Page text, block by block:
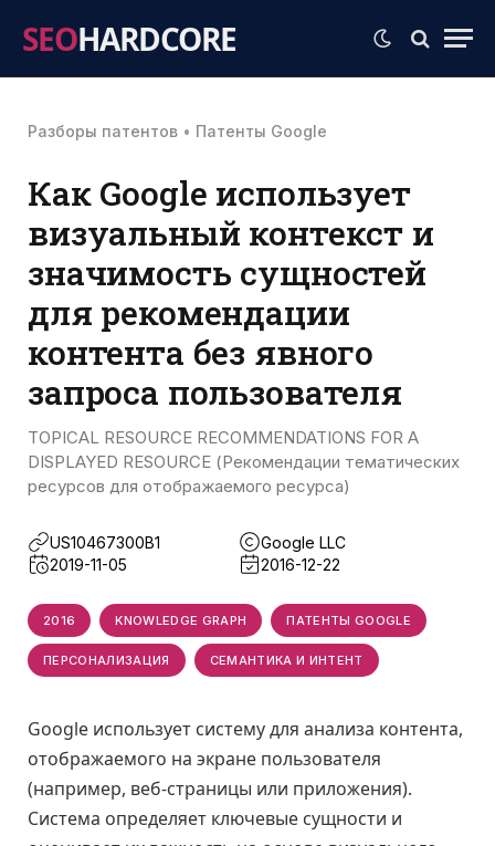
SEOHARDCORE
Разборы патентов • Патенты Google
Как Google использует
визуальный контекст и
значимость сущностей
для рекомендации
контента без явного
запроса пользователя
TOPICAL RESOURCE RECOMMENDATIONS FOR A
DISPLAYED RESOURCE (Рекомендации тематических
ресурсов для отображаемого ресурса)
US10467300B1
Google LLC
2019-11-05
2016-12-22
2016 KNOWLEDGE GRAPH ПАТЕНТЫ GOOGLE
ПЕРСОНАЛИЗАЦИЯ СЕМАНТИКА И ИНТЕНТ
Google использует систему для анализа контента,
отображаемого на экране пользователя
(например, веб-страницы или приложения).
Система определяет ключевые сущности и